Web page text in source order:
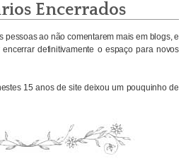
Encerrados
pessoas ao não comentarem mais em blogs, e
definitivamente o espaço para novos
15 anos de site deixou um pouquinho de